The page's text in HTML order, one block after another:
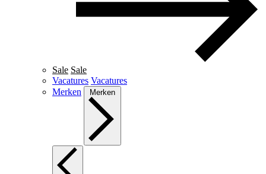
Sale Sale
Vacatures Vacatures
Merken
Merken